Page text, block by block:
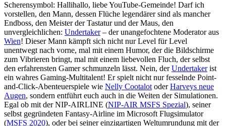
Scherensymbol: Hallihallo, liebe YouTube-Gemeinde! Darf ich
vorstellen, den Mann, dessen Flüche legendärer sind als mancher
Endboss, den Meister der Tastatur und der Maus, den
unvergleichlichen: Undertaker– der unangefochtene Moderator aus
Wien! Dieser Mann kämpft sich nicht nur Level für Level
unentwegt nach vorne, mal mit einem Humor, der die Bildschirme
zum Vibrieren bringt, mal mit einem liebevollen Fluch, der selbst
den erfahrensten Gamer schmunzeln lässt. Nein, derUndertakerist
ein wahres Gaming-Multitalent! Er spielt nicht nur fesselnde Point-
and-Click-Abenteuerspiele wie Nelly Cootalot oderHarveys neue
Augen, sondern entführt euch auch in die Weiten der Simulationen.
Egal ob mit der NIP-AIRLINE (NIP-AIR MSFS Spezial), seiner
selbst gegründeten Fantasy-Airline im Microsoft Flugsimulator
(MSFS 2020), oder bei seiner einzigartigen Weltumrundung mit der